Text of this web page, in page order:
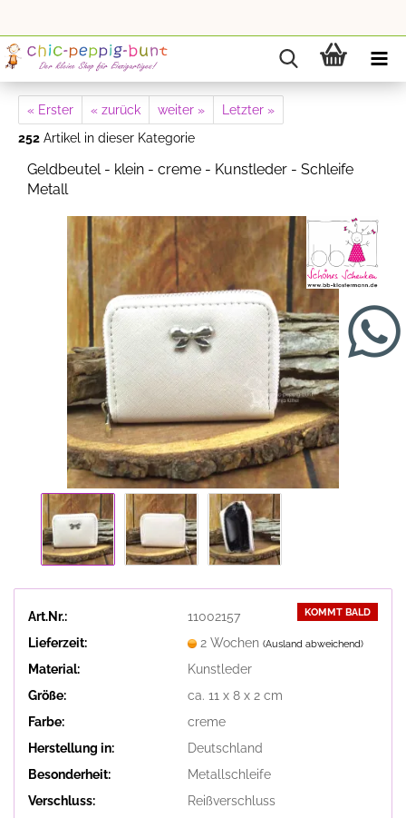
« Erster « zurück weiter »
Letzter »
252 Artikel in dieser Kategorie
Geldbeutel - klein - creme - Kunstleder - Schleife
Metall
KOMMT BALD
Art.Nr.:
11002157
Lieferzeit:
2 Wochen (Ausland abweichend)
Material:
Kunstleder
Größe:
ca. 11 x 8 x 2 cm
Farbe:
creme
Herstellung in:
Deutschland
Besonderheit:
Metallschleife
Verschluss:
Reißverschluss